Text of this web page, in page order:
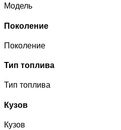
Модель
Поколение
Поколение
Тип топлива
Тип топлива
Кузов
Кузов